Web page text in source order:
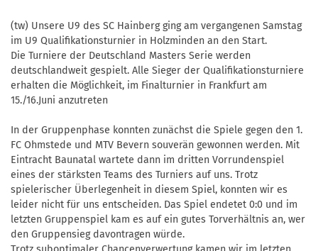
(tw) Unsere U9 des SC Hainberg ging am vergangenen Samstag
im U9 Qualifikationsturnier in Holzminden an den Start.
Die Turniere der Deutschland Masters Serie werden
deutschlandweit gespielt. Alle Sieger der Qualifikationsturniere
erhalten die Möglichkeit, im Finalturnier in Frankfurt am
15./16.Juni anzutreten
In der Gruppenphase konnten zunächst die Spiele gegen den 1.
FC Ohmstede und MTV Bevern souverän gewonnen werden. Mit
Eintracht Baunatal wartete dann im dritten Vorrundenspiel
eines der stärksten Teams des Turniers auf uns. Trotz
spielerischer Überlegenheit in diesem Spiel, konnten wir es
leider nicht für uns entscheiden. Das Spiel endetet 0:0 und im
letzten Gruppenspiel kam es auf ein gutes Torverhältnis an, wer
den Gruppensieg davontragen würde.